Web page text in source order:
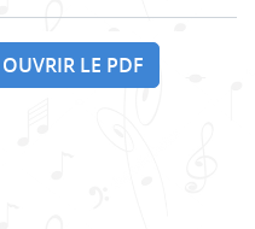
OUVRIR LE PDF